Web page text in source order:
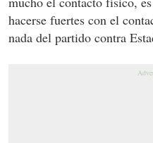
hacerse fuertes con el
nada del partido contra